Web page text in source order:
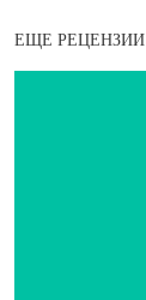
ЕЩЕ РЕЦЕНЗИИ